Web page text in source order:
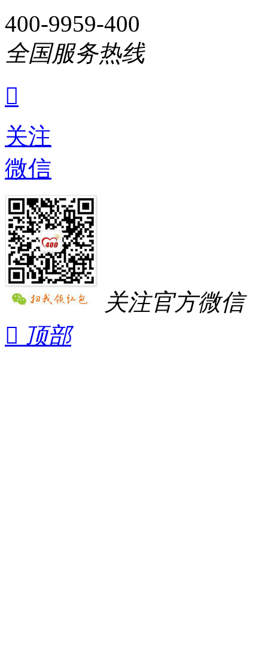
400-9959-400
全国服务热线

关注
微信
关注官方微信
 顶部